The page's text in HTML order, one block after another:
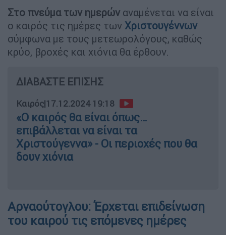
Στο πνεύμα των ημερών αναμένεται να είναι
ο καιρός τις ημέρες των Χριστουγέννων
σύμφωνα με τους μετεωρολόγους, καθώς
κρύο, βροχές και χιόνια θα έρθουν.
ΔΙΑΒΑΣΤΕ ΕΠΙΣΗΣ
Καιρός|17.12.2024 19:18
«Ο καιρός θα είναι όπως…
επιβάλλεται να είναι τα
Χριστούγεννα» - Οι περιοχές που θα
δουν χιόνια
Αρναούτογλου: Έρχεται επιδείνωση
του καιρού τις επόμενες ημέρες